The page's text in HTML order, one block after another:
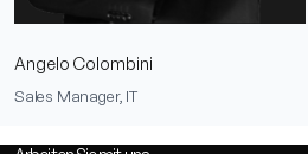
Angelo Colombini
Sales Manager, IT